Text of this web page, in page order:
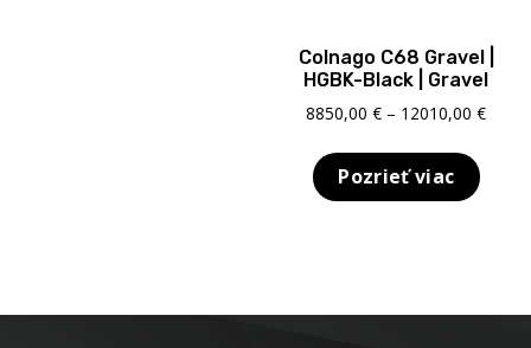
Colnago C68 Gravel |
HGBK-Black | Gravel
8850,00€ – 12010,00€Price
Pozrieť viac